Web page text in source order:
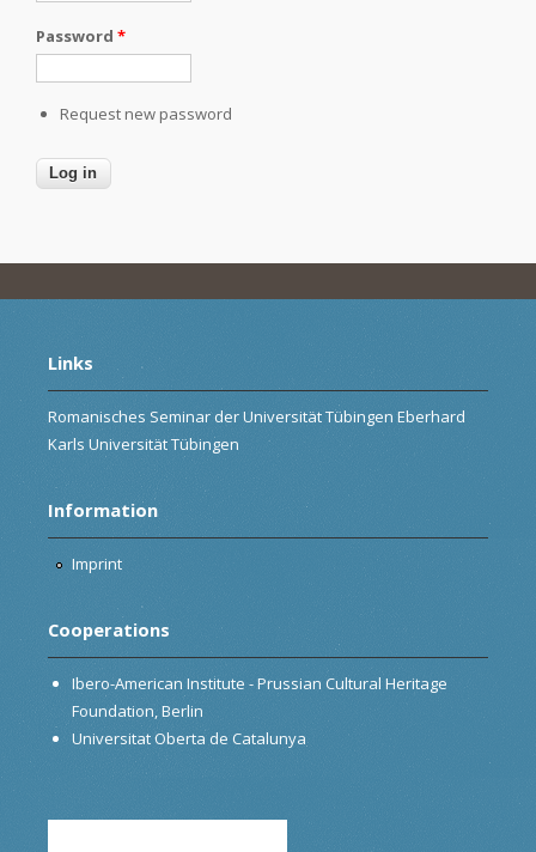
Password *
Request new password
Links
Romanisches Seminar der Universität Tübingen Eberhard
Karls Universität Tübingen
Information
Imprint
Cooperations
Ibero-American Institute - Prussian Cultural Heritage
Foundation, Berlin
Universitat Oberta de Catalunya